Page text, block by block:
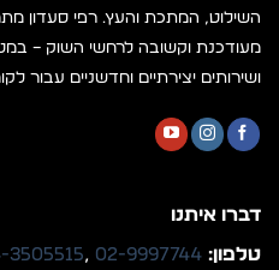
השילוט, המתכת והעץ. רפי סעדון
מעודכנת וקשובה לרחשי השוק –
ושירותים יצירתיים וחדשניים עבור
דברו איתנו
טלפון: 02-9997744
,
3505515